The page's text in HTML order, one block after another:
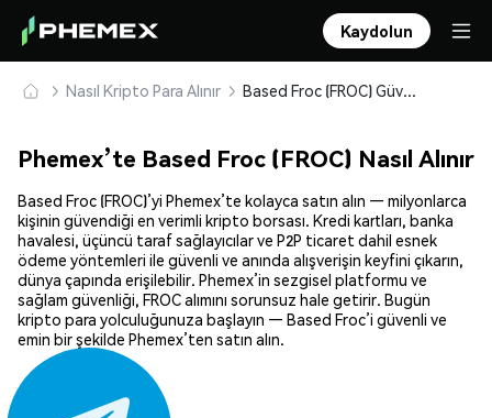
Kaydolun
Nasıl Kripto Para Alınır Based Froc (FROC) Güvenle Satın Alın ve Saklayın
Phemex’te Based Froc (FROC) Nasıl Alınır
Based Froc (FROC)’yi Phemex’te kolayca satın alın — milyonlarca
kişinin güvendiği en verimli kripto borsası. Kredi kartları, banka
havalesi, üçüncü taraf sağlayıcılar ve P2P ticaret dahil esnek
ödeme yöntemleri ile güvenli ve anında alışverişin keyfini çıkarın,
dünya çapında erişilebilir. Phemex’in sezgisel platformu ve
sağlam güvenliği, FROC alımını sorunsuz hale getirir. Bugün
kripto para yolculuğunuza başlayın — Based Froc’i güvenli ve
emin bir şekilde Phemex’ten satın alın.